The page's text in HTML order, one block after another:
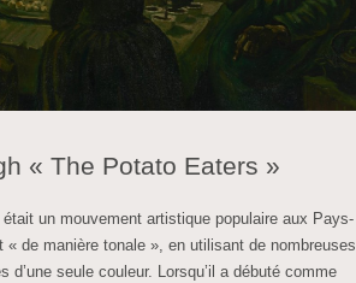
« The Potato Eaters »
un mouvement artistique populaire aux Pays-
« de manière tonale », en utilisant de nombreuses
d’une seule couleur. Lorsqu’il a débuté comme